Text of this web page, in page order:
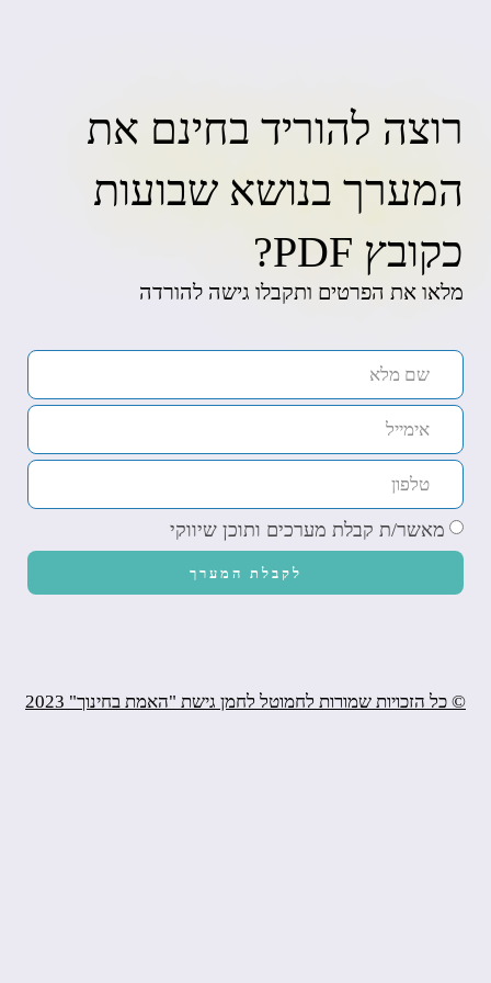
רוצה להוריד בחינם את
המערך בנושא שבועות
כקובץ PDF?
מלאו את הפרטים ותקבלו גישה להורדה
מאשר/ת קבלת מערכים ותוכן שיווקי
לקבלת המערך
© כל הזכויות שמורות לחמוטל לחמן גישת "האמת בחינוך" 2023